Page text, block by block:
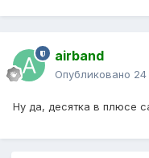
airband
Опубликовано 24
Ну да, десятка в плюсе